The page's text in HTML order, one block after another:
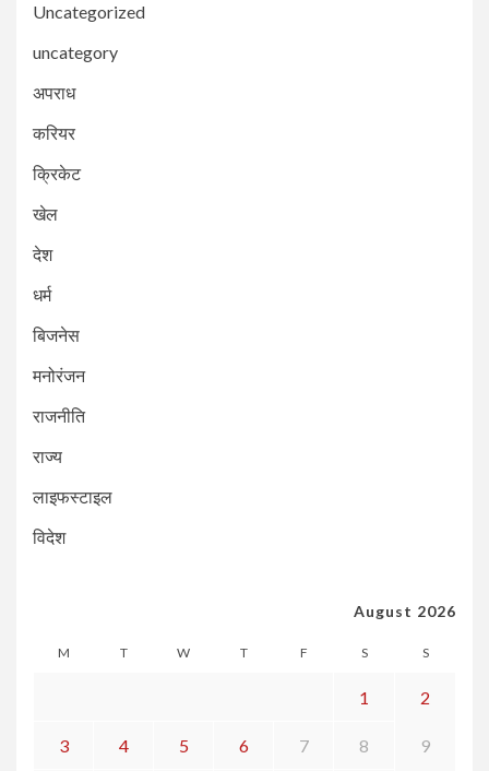
Uncategorized
uncategory
अपराध
करियर
क्रिकेट
खेल
देश
धर्म
बिजनेस
मनोरंजन
राजनीति
राज्य
लाइफस्टाइल
विदेश
August 2026
M T W T F S S
1 2
3 4 5 6 7 8 9